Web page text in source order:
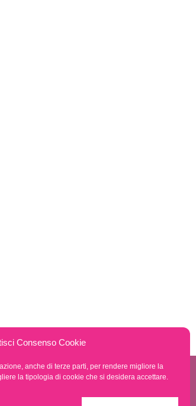
Consenso Cookie
anche di terze parti, per rendere migliore la
la tipologia di cookie che si desidera accettare.